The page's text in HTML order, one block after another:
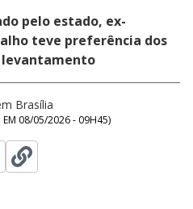
pelo estado, ex-
teve preferência dos
Brasília
08/05/2026 - 09H45)